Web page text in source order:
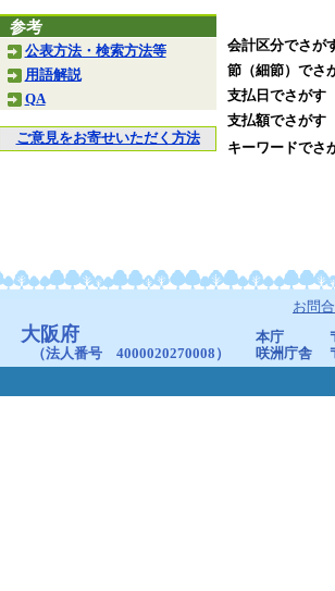
参考
公表方法・検索方法等
用語解説
QA
ご意見をお寄せいただく方法
会計区分でさが
節（細節）でさ
支払日でさがす
支払額でさがす
キーワードでさ
お問
大阪府
（法人番号 4000020270008）
本庁
咲洲庁舎